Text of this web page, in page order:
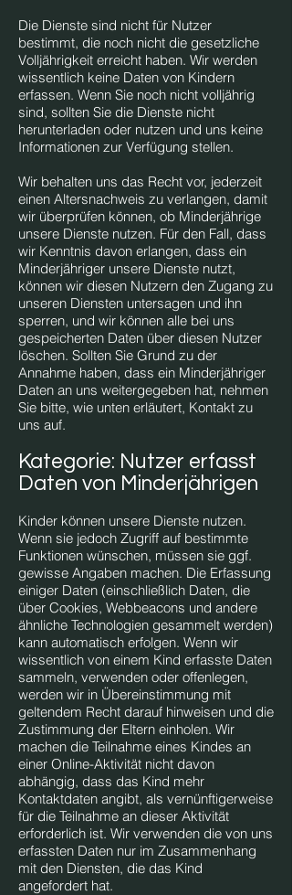
Die Dienste sind nicht für Nutzer
bestimmt, die noch nicht die gesetzliche
Volljährigkeit erreicht haben. Wir werden
wissentlich keine Daten von Kindern
erfassen. Wenn Sie noch nicht volljährig
sind, sollten Sie die Dienste nicht
herunterladen oder nutzen und uns keine
Informationen zur Verfügung stellen.
Wir behalten uns das Recht vor, jederzeit
einen Altersnachweis zu verlangen, damit
wir überprüfen können, ob Minderjährige
unsere Dienste nutzen. Für den Fall, dass
wir Kenntnis davon erlangen, dass ein
Minderjähriger unsere Dienste nutzt,
können wir diesen Nutzern den Zugang zu
unseren Diensten untersagen und ihn
sperren, und wir können alle bei uns
gespeicherten Daten über diesen Nutzer
löschen. Sollten Sie Grund zu der
Annahme haben, dass ein Minderjähriger
Daten an uns weitergegeben hat, nehmen
Sie bitte, wie unten erläutert, Kontakt zu
uns auf.
Kategorie: Nutzer erfasst
Daten von Minderjährigen
Kinder können unsere Dienste nutzen.
Wenn sie jedoch Zugriff auf bestimmte
Funktionen wünschen, müssen sie ggf.
gewisse Angaben machen. Die Erfassung
einiger Daten (einschließlich Daten, die
über Cookies, Webbeacons und andere
ähnliche Technologien gesammelt werden)
kann automatisch erfolgen. Wenn wir
wissentlich von einem Kind erfasste Daten
sammeln, verwenden oder offenlegen,
werden wir in Übereinstimmung mit
geltendem Recht darauf hinweisen und die
Zustimmung der Eltern einholen. Wir
machen die Teilnahme eines Kindes an
einer Online-Aktivität nicht davon
abhängig, dass das Kind mehr
Kontaktdaten angibt, als vernünftigerweise
für die Teilnahme an dieser Aktivität
erforderlich ist. Wir verwenden die von uns
erfassten Daten nur im Zusammenhang
mit den Diensten, die das Kind
angefordert hat.